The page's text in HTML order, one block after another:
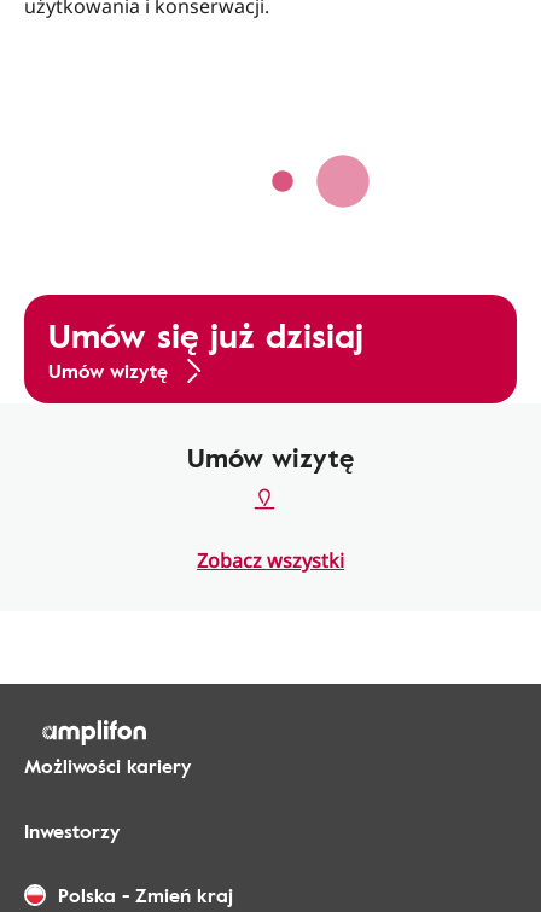
użytkowania i konserwacji.
Umów się już dzisiaj
Umów wizytę
Umów wizytę
Zobacz wszystki
Możliwości kariery
Inwestorzy
Polska - Zmień kraj